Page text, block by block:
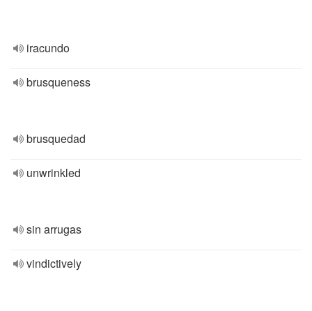
iracundo
brusqueness
brusquedad
unwrinkled
sin arrugas
vindictively